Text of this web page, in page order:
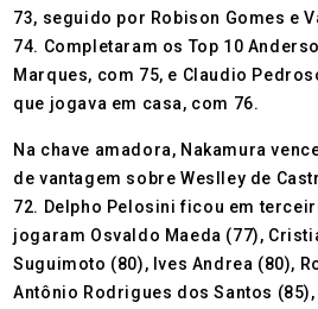
73, seguido por Robison Gomes e
74. Completaram os Top 10
Marques, com 75, e Claudio
que jogava em casa, com 76.
Na chave amadora, Nakamura
de vantagem sobre Weslley de
72. Delpho Pelosini ficou em
jogaram Osvaldo Maeda (77),
Suguimoto (80), Ives Andrea (80),
Antônio Rodrigues dos Santos